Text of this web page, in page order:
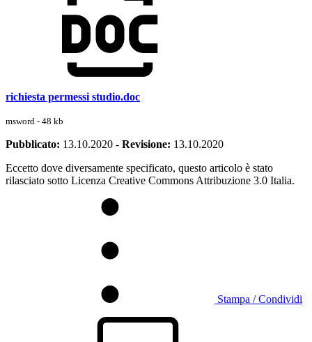
richiesta permessi studio.doc
msword - 48 kb
Pubblicato: 13.10.2020 - Revisione: 13.10.2020
Eccetto dove diversamente specificato, questo articolo è stato
rilasciato sotto Licenza Creative Commons Attribuzione 3.0 Italia.
Stampa / Condividi